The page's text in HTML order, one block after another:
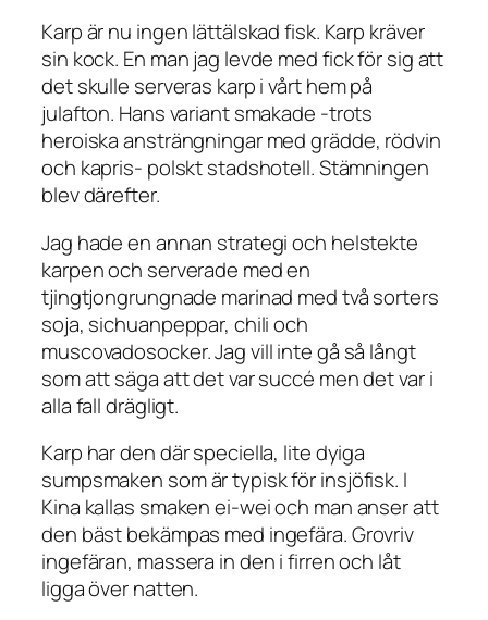
Karp är nu ingen lättälskad fisk. Karp kräver
sin kock. En man jag levde med fick för sig att
det skulle serveras karp i vårt hem på
julafton. Hans variant smakade -trots
heroiska ansträngningar med grädde, rödvin
och kapris- polskt stadshotell. Stämningen
blev därefter.
Jag hade en annan strategi och helstekte
karpen och serverade med en
tjingtjongrungnade marinad med två sorters
soja, sichuanpeppar, chili och
muscovadosocker. Jag vill inte gå så långt
som att säga att det var succé men det var i
alla fall drägligt.
Karp har den där speciella, lite dyiga
sumpsmaken som är typisk för insjöfisk. I
Kina kallas smaken ei-wei och man anser att
den bäst bekämpas med ingefära. Grovriv
ingefäran, massera in den i firren och låt
ligga över natten.